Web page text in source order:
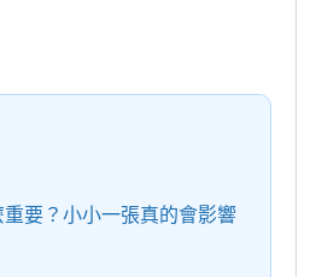
要？小小一張真的會影響